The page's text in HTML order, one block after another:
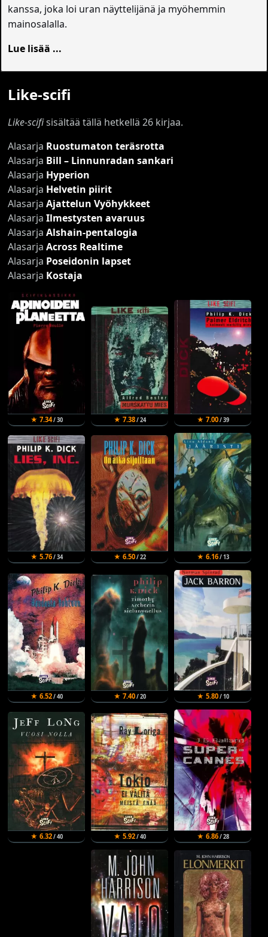
kanssa, joka loi uran näyttelijänä ja myöhemmin
mainosalalla.
Lue lisää ...
Like-scifi
Like-scifisisältää tällä hetkellä 26 kirjaa.
Alasarja Ruostumaton teräsrotta
Alasarja Bill – Linnunradan sankari
Alasarja Hyperion
Alasarja Helvetin piirit
AlasarjaAjattelun Vyöhykkeet
AlasarjaIlmestysten avaruus
AlasarjaAlshain-pentalogia
AlasarjaAcross Realtime
Alasarja Poseidonin lapset
Alasarja Kostaja
★ 7.34/ 30 ★ 7.38/ 24 ★ 7.00/ 39
★ 5.76/ 34 ★ 6.50/ 22 ★ 6.16/ 13
★ 6.52/ 40 ★ 7.40/ 20 ★ 5.80/ 10
★ 6.32/ 40 ★ 5.92/ 40 ★ 6.86/ 28